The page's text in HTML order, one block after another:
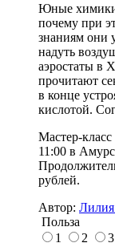
Юные химики
почему при
знаниям они
надуть
аэростаты в
прочитают
в конце
кислотой.
Мастер-класс
11:00 в
рублей.
Автор:
Польза
1
2 3